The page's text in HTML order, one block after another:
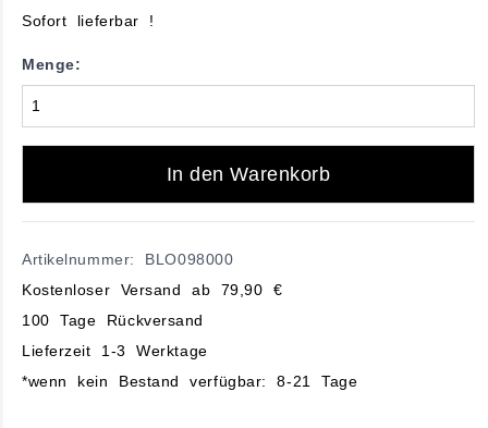
Sofort lieferbar !
Menge:
In den Warenkorb
Artikelnummer: BLO098000
Kostenloser Versand ab 79,90 €
100 Tage Rückversand
Lieferzeit 1-3 Werktage
*wenn kein Bestand verfügbar: 8-21 Tage